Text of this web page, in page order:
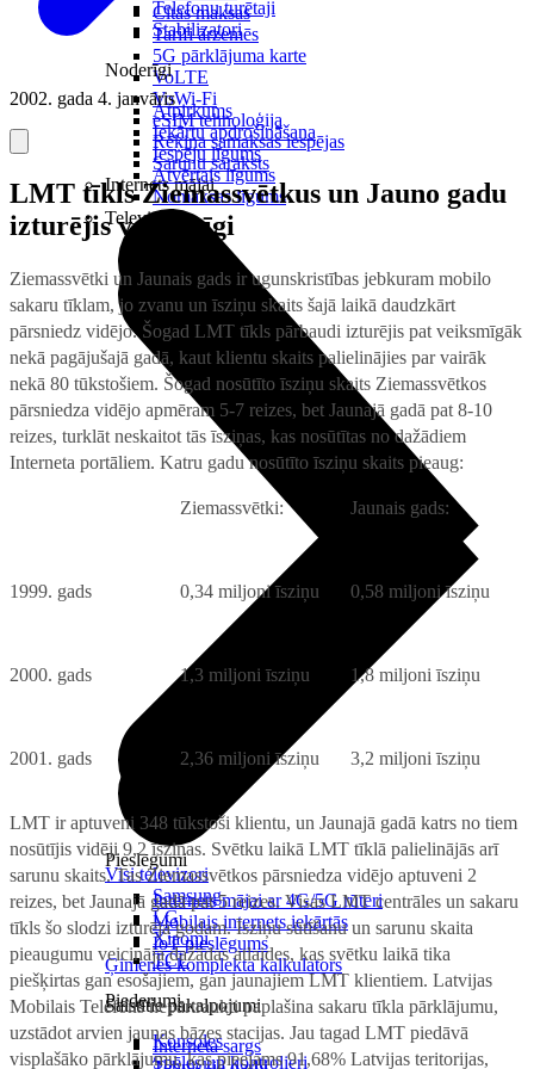
Citas maksas
Tarifi ārzemēs
5G pārklājuma karte
VoLTE
VoWi-Fi
eSIM tehnoloģija
Rēķina samaksas iespējas
Sarunu saraksts
Internets mājai
Pieslēgumi
Internets mājai ar 4G/5G rūteri
Mobilais internets iekārtās
IoT pieslēgums
Ģimenes komplekta kalkulators
Saistītie pakalpojumi
Interneta sargs
Telefonu turētaji
Stabilizatori
Noderīgi
Atpirkums
Iekārtu apdrošināšana
Iespēju līgums
Atvērtais līgums
Nomaksas līgums
Televizori
Visi televizori
Samsung
LG
Xiaomi
TCL
Piederumi
Konsoles
Spēles un kontrolieri
2002. gada 4. janvāris
LMT tīkls Ziemassvētkus un Jauno gadu
izturējis veiksmīgi
Ziemassvētki un Jaunais gads ir ugunskristības jebkuram mobilo
sakaru tīklam, jo zvanu un īsziņu skaits šajā laikā daudzkārt
pārsniedz vidējo. Šogad LMT tīkls pārbaudi izturējis pat veiksmīgāk
nekā pagājušajā gadā, kaut klientu skaits palielinājies par vairāk
nekā 80 tūkstošiem. Šogad nosūtīto īsziņu skaits Ziemassvētkos
pārsniedza vidējo apmēram 5-7 reizes, bet Jaunajā gadā pat 8-10
reizes, turklāt neskaitot tās īsziņas, kas nosūtītas no dažādiem
Interneta portāliem. Katru gadu nosūtīto īsziņu skaits pieaug:
Ziemassvētki: Jaunais gads:
1999. gads 0,34 miljoni īsziņu 0,58 miljoni īsziņu
2000. gads 1,3 miljoni īsziņu 1,8 miljoni īsziņu
2001. gads 2,36 miljoni īsziņu 3,2 miljoni īsziņu
LMT ir aptuveni 348 tūkstoši klientu, un Jaunajā gadā katrs no tiem
nosūtījis vidēji 9,2 īsziņas. Svētku laikā LMT tīklā palielinājās arī
sarunu skaits. Tas Ziemassvētkos pārsniedza vidējo aptuveni 2
reizes, bet Jaunajā gadā pat 5 reizes. Visas LMT centrāles un sakaru
tīkls šo slodzi izturēja godam. Īsziņu sūtīšanu un sarunu skaita
pieaugumu veicināja dažādas atlaides, kas svētku laikā tika
piešķirtas gan esošajiem, gan jaunajiem LMT klientiem. Latvijas
Mobilais Telefons nepārtraukti paplašina sakaru tīkla pārklājumu,
uzstādot arvien jaunas bāzes stacijas. Jau tagad LMT piedāvā
visplašāko pārklājumu, kas pieejams 91,68% Latvijas teritorijas,